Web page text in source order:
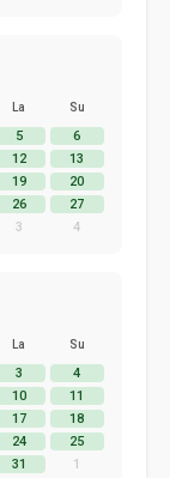
La Su
5
6
12
13
19
20
26
27
3 4
La Su
3
4
10
11
17
18
24
25
31 1